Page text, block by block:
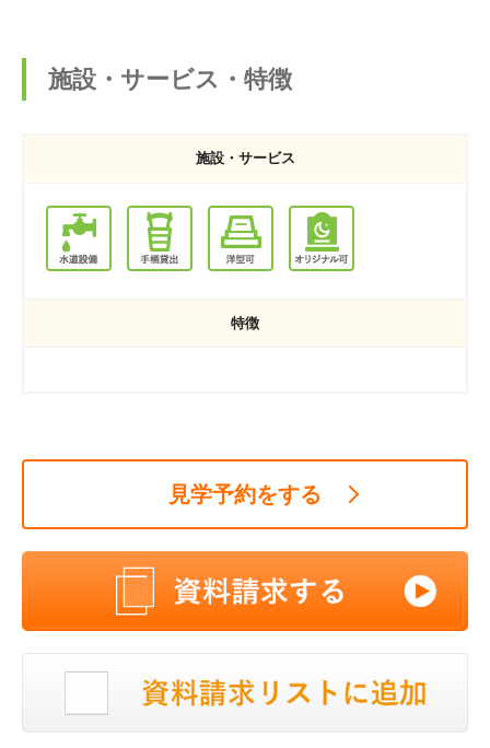
施設・サービス・特徴
施設・サービス
特徴
見学予約をする